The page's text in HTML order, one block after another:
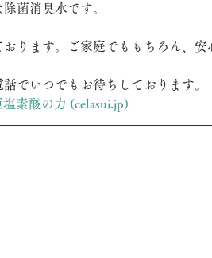
菌消臭水です。
ります。ご家庭でももちろん、安
でいつでもお待ちしております。
素酸の力 (celasui.jp)